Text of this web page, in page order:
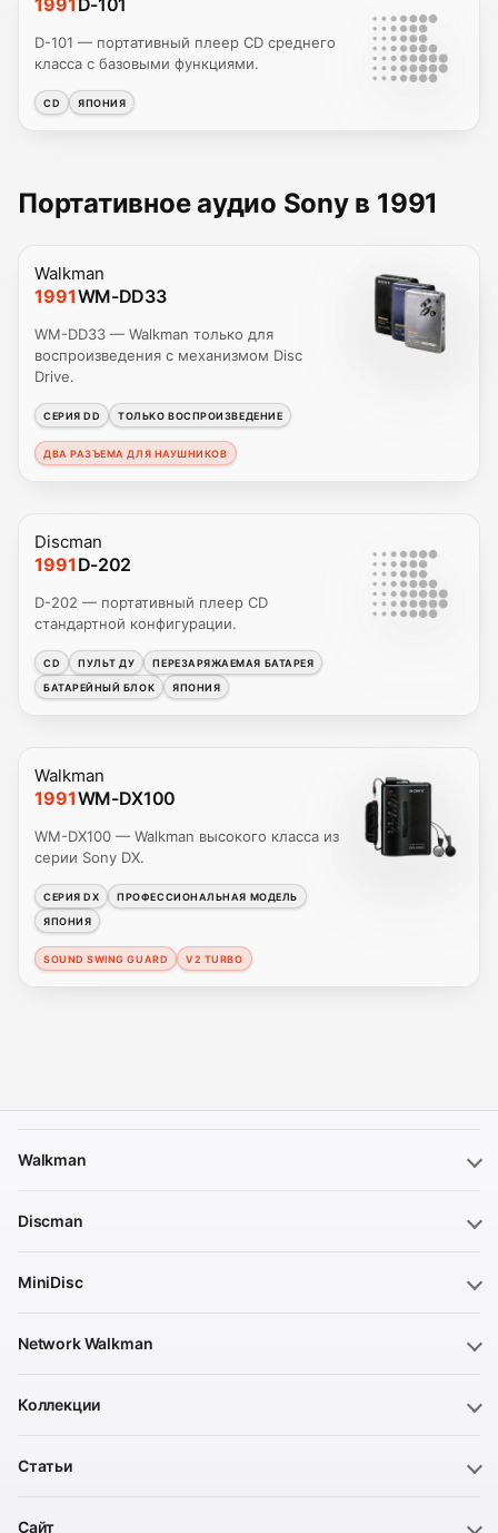
1991 D-101
D-101 — портативный плеер CD среднего
класса с базовыми функциями.
CD ЯПОНИЯ
Портативное аудио Sony в 1991
Walkman
1991WM-DD33
WM-DD33 — Walkman только для
воспроизведения с механизмом Disc
Drive.
СЕРИЯ DD ТОЛЬКО ВОСПРОИЗВЕДЕНИЕ
ДВА РАЗЪЕМА ДЛЯ НАУШНИКОВ
Discman
1991 D-202
D-202 — портативный плеер CD
стандартной конфигурации.
CD ПУЛЬТ ДУ
ПЕРЕЗАРЯЖАЕМАЯ БАТАРЕЯ
БАТАРЕЙНЫЙ БЛОК
ЯПОНИЯ
Walkman
1991WM-DX100
WM-DX100 — Walkman высокого класса из
серии Sony DX.
СЕРИЯ DX
ПРОФЕССИОНАЛЬНАЯ МОДЕЛЬ
ЯПОНИЯ
SOUND SWING GUARD V2 TURBO
Walkman
Discman
MiniDisc
Network Walkman
Коллекции
Статьи
Сайт